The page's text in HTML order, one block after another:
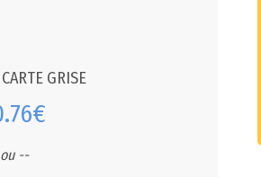
GRISE
--